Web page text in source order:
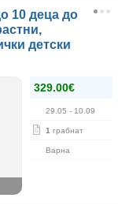
10 деца до
детски
329.00€
29.05 - 10.09
1 грабнат
Варна